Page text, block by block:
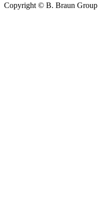
Copyright © B. Braun Group